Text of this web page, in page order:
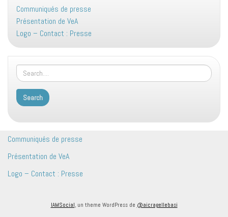
Communiqués de presse
Présentation de VeA
Logo – Contact : Presse
Communiqués de presse
Présentation de VeA
Logo – Contact : Presse
IAMSocial, un theme WordPress de @aicragellebasi